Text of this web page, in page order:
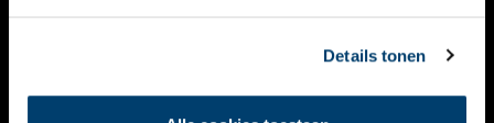
Details tonen
CONTACT